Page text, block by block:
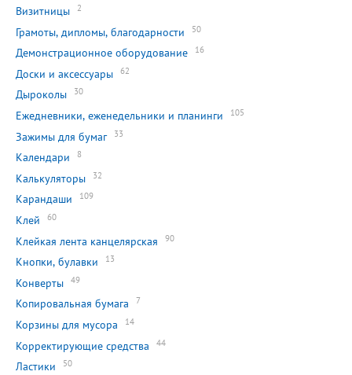
Визитницы 2
Грамоты, дипломы, благодарности 50
Демонстрационное оборудование 16
Доски и аксессуары 62
Дыроколы 30
Ежедневники, еженедельники и планинги 105
Зажимы для бумаг 33
Календари 8
Калькуляторы 32
Карандаши 109
Клей 60
Клейкая лента канцелярская 90
Кнопки, булавки 13
Конверты 49
Копировальная бумага 7
Корзины для мусора 14
Корректирующие средства 44
Ластики 50